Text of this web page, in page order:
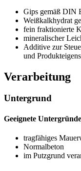
Gips gemäß DIN
Weißkalkhydrat
fein fraktionierte
mineralischer
Additive zur
und
Verarbeitung
Untergrund
Geeignete Untergründe
tragfähiges
Normalbeton
im Putzgrund